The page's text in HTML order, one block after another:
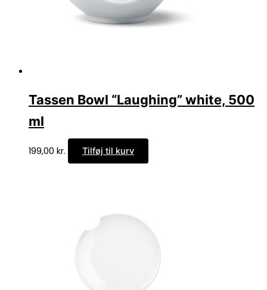
Tassen Bowl “Laughing” white, 500
ml
199,00 kr. Tilføj til kurv